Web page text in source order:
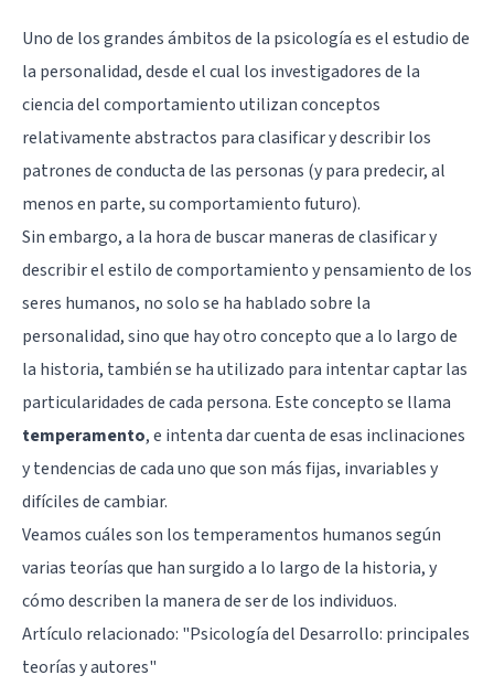
Uno de los grandes ámbitos de la psicología es el estudio de
la personalidad, desde el cual los investigadores de la
ciencia del comportamiento utilizan conceptos
relativamente abstractos para clasificar y describir los
patrones de conducta de las personas (y para predecir, al
menos en parte, su comportamiento futuro).
Sin embargo, a la hora de buscar maneras de clasificar y
describir el estilo de comportamiento y pensamiento de los
seres humanos, no solo se ha hablado sobre la
personalidad, sino que hay otro concepto que a lo largo de
la historia, también se ha utilizado para intentar captar las
particularidades de cada persona. Este concepto se llama
temperamento, e intenta dar cuenta de esas inclinaciones
y tendencias de cada uno que son más fijas, invariables y
difíciles de cambiar.
Veamos cuáles son los temperamentos humanos según
varias teorías que han surgido a lo largo de la historia, y
cómo describen la manera de ser de los individuos.
Artículo relacionado: "Psicología del Desarrollo: principales
teorías y autores"